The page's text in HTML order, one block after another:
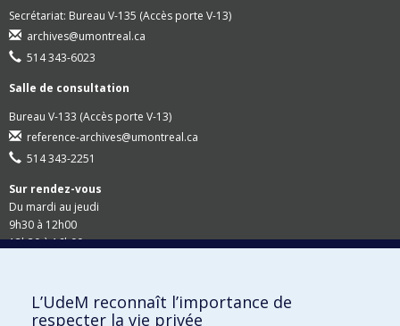
Secrétariat: Bureau V-135 (Accès porte V-13)
archives@umontreal.ca
514 343-6023
Salle de consultation
Bureau V-133 (Accès porte V-13)
reference-archives@umontreal.ca
514 343-2251
Sur rendez-vous
Du mardi au jeudi
9h30 à 12h00
13h30 à 16h00
L’UdeM reconnaît l’importance de
respecter la vie privée